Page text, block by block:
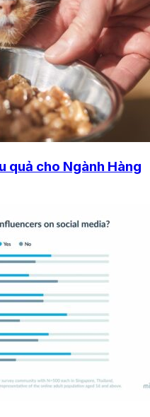
quả cho Ngành Hàng